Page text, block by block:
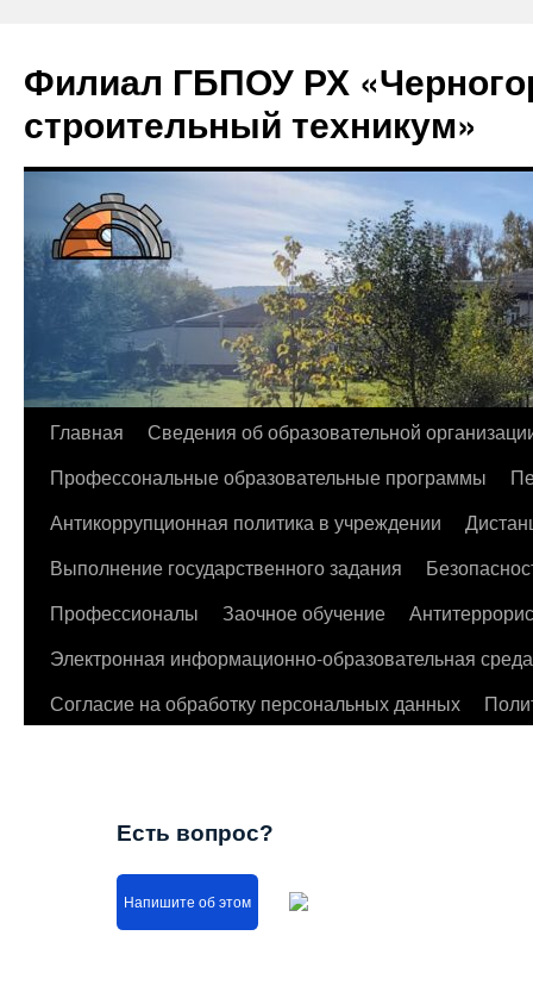
Филиал ГБПОУ РХ
строительный техникум»
Перейти
содержимому
Главная
Сведения об образовательной
Профессональные образовательные программы
Антикоррупционная политика в учреждении
Выполнение государственного задания
Профессионалы
Заочное обучение
Электронная информационно-образовательная среда
Согласие на обработку персональных данных
Есть вопрос?
Напишите об этом